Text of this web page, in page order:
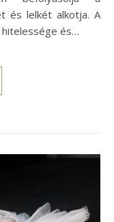
és lelkét alkotja. A
és…